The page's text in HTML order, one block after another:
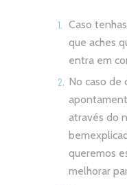
Caso
que aches
entra em
No caso de
através do
queremos
melhorar